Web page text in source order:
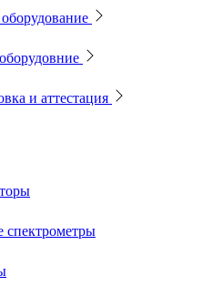
и аттестация